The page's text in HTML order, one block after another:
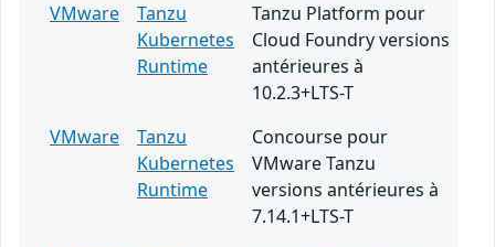
VMware
Tanzu
Kubernetes
Runtime
Tanzu Platform pour
Cloud Foundry versions
antérieures à
10.2.3+LTS-T
VMware
Tanzu
Kubernetes
Runtime
Concourse pour
VMware Tanzu
versions antérieures à
7.14.1+LTS-T